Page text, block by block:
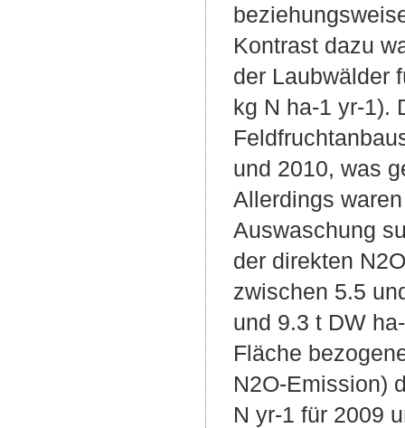
Kontrast dazu
der Laubwälder
kg N ha-1 yr-1).
und 2010, was
Allerdings
Auswaschung
der direkten
zwischen 5.5
und 9.3 t DW
Fläche
N2O-Emission)
N yr-1 für 2009